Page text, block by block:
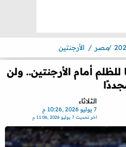
مصر الأرجنتين
أمام الأرجنتين.. ولن
الثلاثاء
7 يوليو 2026 ,10:26 م
اخر تحديث7 يوليو 2026 ,11:06 م